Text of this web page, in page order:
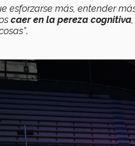
esforzarse más, entender
caer en la pereza cognitiva
.